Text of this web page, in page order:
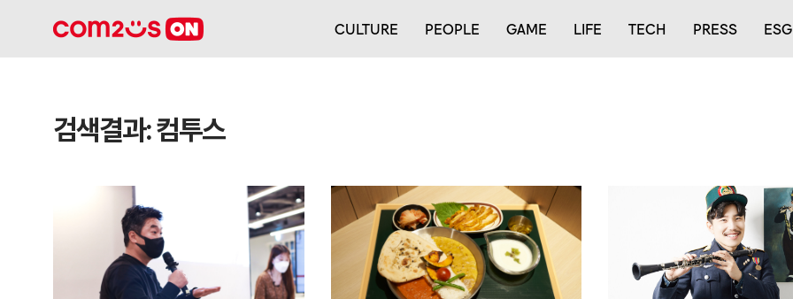
CULTURE PEOPLE GAME LIFE TECH PRESS ESG
검색결과:컴투스